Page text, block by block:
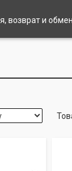
возврат и